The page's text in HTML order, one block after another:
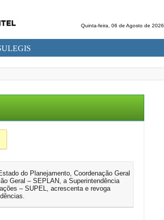
Quinta-feira, 06 de Agosto de 2026
do Planejamento, Coordenação Geral
Geral – SEPLAN, a Superintendência
– SUPEL, acrescenta e revoga